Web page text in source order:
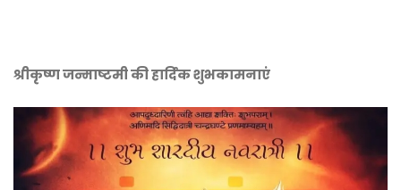
श्रीकृष्ण जन्माष्टमी की हार्दिक शुभकामनाएं